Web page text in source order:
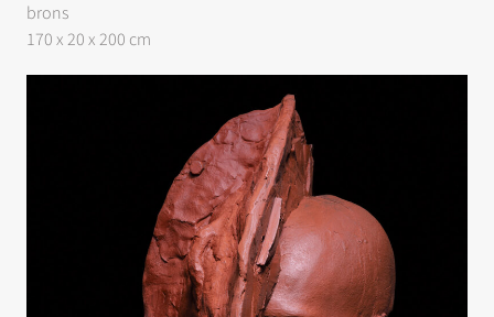
brons
170 x 20 x 200 cm